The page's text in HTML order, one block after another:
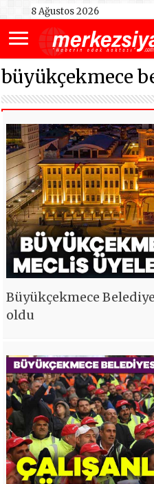
8 Ağustos 2026
büyükçekmece
Büyükçekmece
oldu